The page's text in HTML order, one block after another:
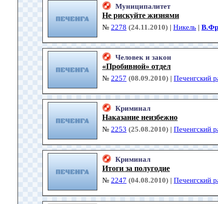
Муниципалитет
Не рискуйте жизнями
№ 2278 (24.11.2010) | Никель |
Человек и закон
«Пробивной» отдел
№ 2257 (08.09.2010) | Печенгский
Криминал
Наказание неизбежно
№ 2253 (25.08.2010) | Печенгский
Криминал
Итоги за полугодие
№ 2247 (04.08.2010) | Печенгский